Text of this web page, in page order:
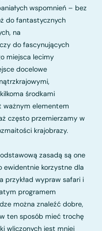
wspomnień – bez
do fantastycznych
na
do fascynujących
miejsca lecimy
docelowe
środkami
ważnym elementem
często przemierzamy w
krajobrazy.
zasadą są one
ewidentnie korzystne dla
przykład wypraw safari i
programem
można znaleźć dobre,
ten sposób mieć trochę
wliczonych jest mniej